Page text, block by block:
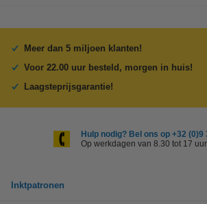
Meer dan 5 miljoen klanten!
Voor 22.00 uur besteld, morgen in huis!
Laagsteprijsgarantie!
Hulp nodig? Bel ons op +32 (0)9
Op werkdagen van 8.30 tot 17 uur
Inktpatronen